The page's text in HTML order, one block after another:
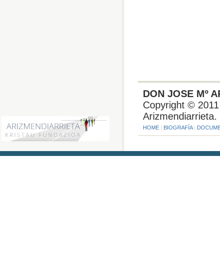
DON JOSE Mº
Copyright ©
Arizmendiarrieta.
HOME| BIOGRAFÍA|